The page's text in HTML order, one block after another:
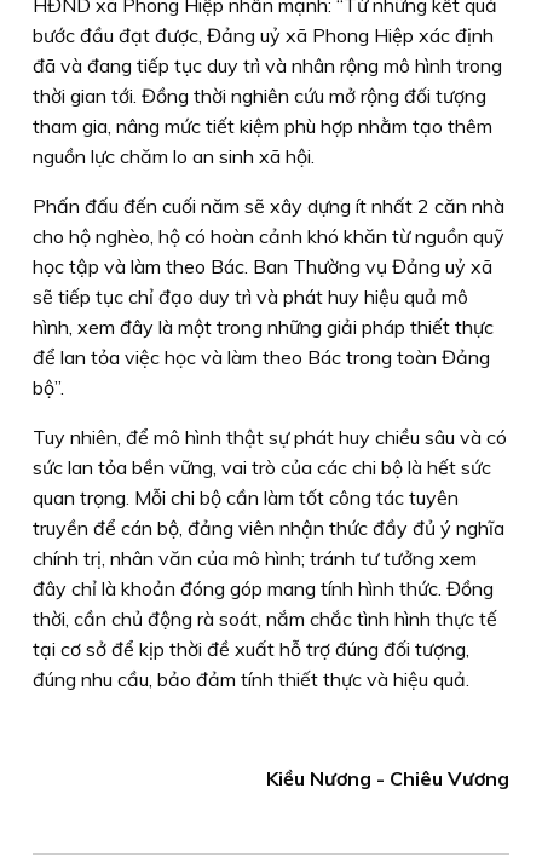
bước đầu đạt được, Đảng uỷ xã Phong Hiệp xác định
đã và đang tiếp tục duy trì và nhân rộng mô hình trong
thời gian tới. Đồng thời nghiên cứu mở rộng đối tượng
tham gia, nâng mức tiết kiệm phù hợp nhằm tạo thêm
nguồn lực chăm lo an sinh xã hội.
Phấn đấu đến cuối năm sẽ xây dựng ít nhất 2 căn nhà
cho hộ nghèo, hộ có hoàn cảnh khó khăn từ nguồn quỹ
học tập và làm theo Bác. Ban Thường vụ Đảng uỷ xã
sẽ tiếp tục chỉ đạo duy trì và phát huy hiệu quả mô
hình, xem đây là một trong những giải pháp thiết thực
để lan tỏa việc học và làm theo Bác trong toàn Đảng
bộ”.
Tuy nhiên, để mô hình thật sự phát huy chiều sâu và có
sức lan tỏa bền vững, vai trò của các chi bộ là hết sức
quan trọng. Mỗi chi bộ cần làm tốt công tác tuyên
truyền để cán bộ, đảng viên nhận thức đầy đủ ý nghĩa
chính trị, nhân văn của mô hình; tránh tư tưởng xem
đây chỉ là khoản đóng góp mang tính hình thức. Đồng
thời, cần chủ động rà soát, nắm chắc tình hình thực tế
tại cơ sở để kịp thời đề xuất hỗ trợ đúng đối tượng,
đúng nhu cầu, bảo đảm tính thiết thực và hiệu quả.
Kiều Nương - Chiêu Vương